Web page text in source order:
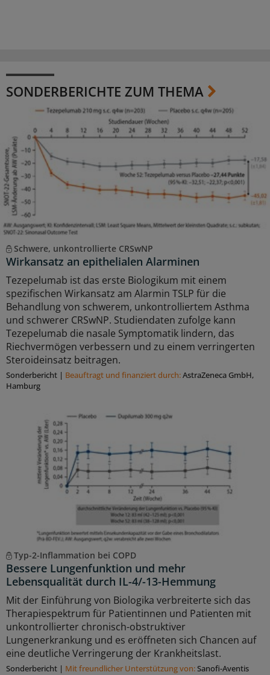
SONDERBERICHTE ZUM THEMA
Schwere, unkontrollierte CRSwNP
Wirkansatz an epithelialen Alarminen
Tezepelumab ist das erste Biologikum mit einem
spezifischen Wirkansatz am Alarmin TSLP für die
Behandlung von schwerem, unkontrolliertem Asthma
und schwerer CRSwNP. Studiendaten zufolge kann
Tezepelumab die nasale Symptomatik lindern, das
Riechvermögen verbessern und zu einem verringerten
Steroideinsatz beitragen.
Sonderbericht | Beauftragt und ﬁnanziert durch:AstraZeneca GmbH,
Hamburg
Typ-2-Inflammation bei COPD
Bessere Lungenfunktion und mehr
Lebensqualität durch IL-4/-13-Hemmung
Mit der Einführung von Biologika verbreiterte sich das
Therapiespektrum für Patientinnen und Patienten mit
unkontrollierter chronisch-obstruktiver
Lungenerkrankung und es eröffneten sich Chancen auf
eine deutliche Verringerung der Krankheitslast.
Sonderbericht | Mit freundlicher Unterstützung von:Sanoﬁ-Aventis